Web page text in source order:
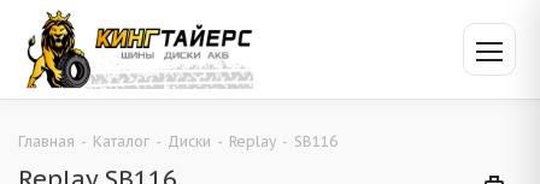
Главная - Каталог - Диски - Replay - SB116